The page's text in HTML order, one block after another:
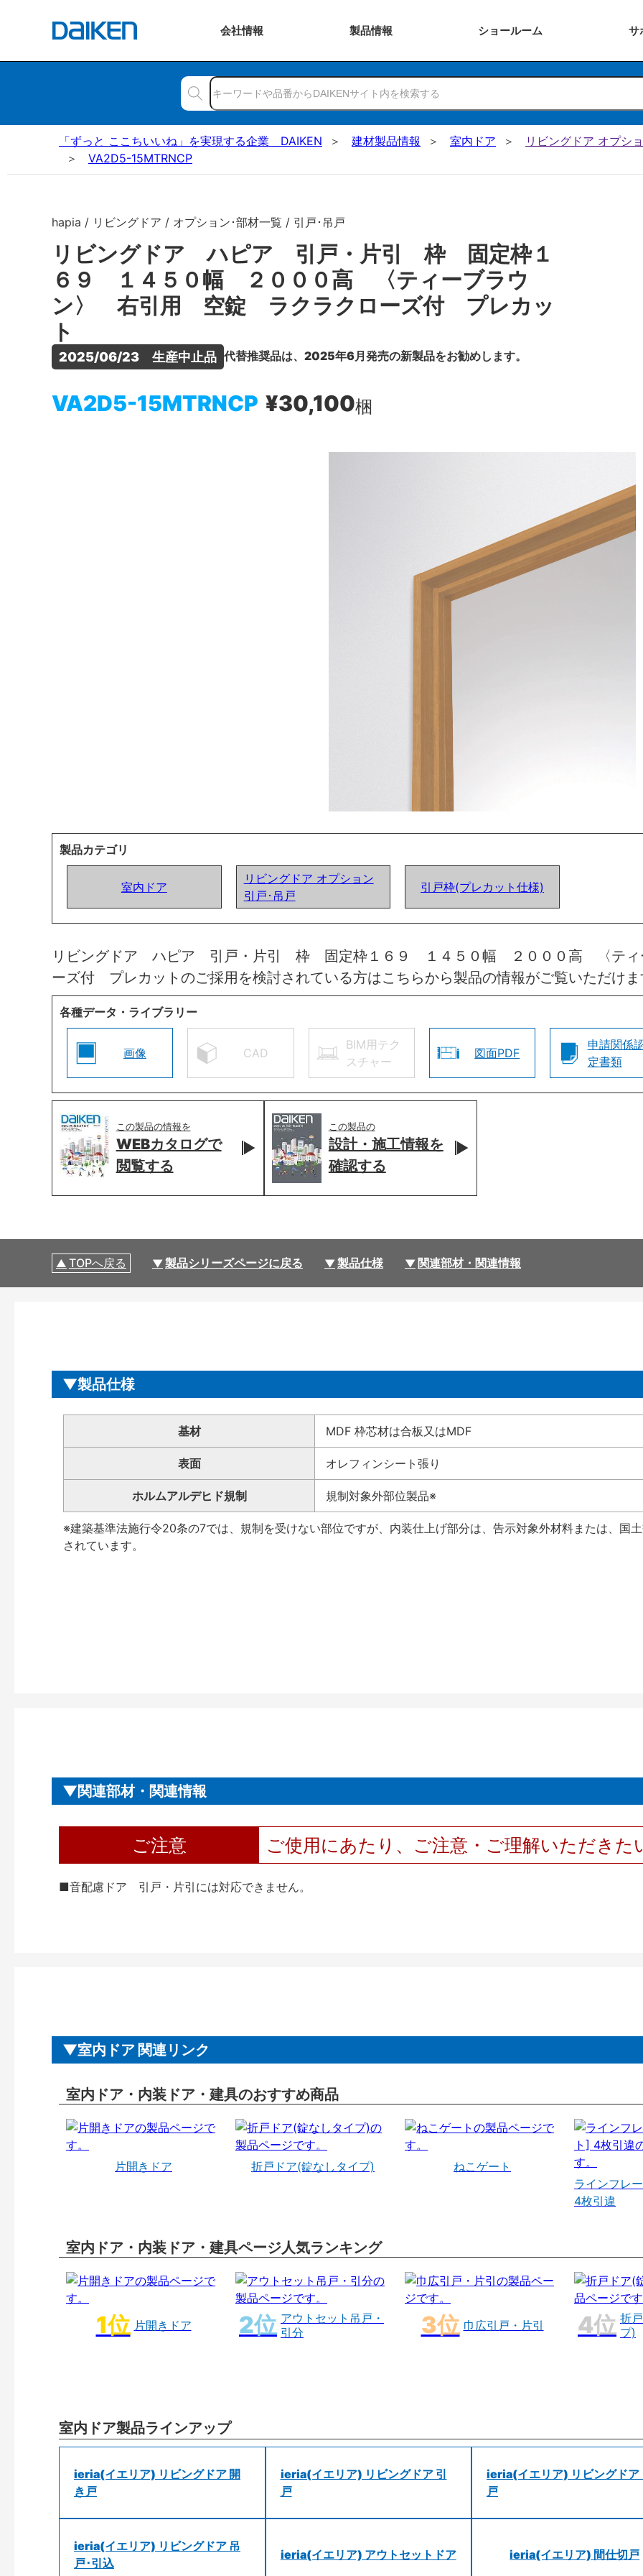
会社情報 製品情報 ショールーム サ
「ずっと ここちいいね」を実現する企業 DAIKEN 建材製品情報 室内ドア
リビングドア オプシ
VA2D5-15MTRNCP
hapia / リビングドア / オプション･部材一覧 / 引戸･吊戸
リビングドア ハピア 引戸・片引 枠 固定枠１
６９ １４５０幅 ２０００高 〈ティーブラウ
ン〉 右引用 空錠 ラクラクローズ付 プレカッ
ト
2025/06/23　生産中止品 代替推奨品は、2025年6月発売の新製品をお勧めします。
VA2D5-15MTRNCP ¥30,100梱
製品カテゴリ
室内ドア
リビングドア オプション
引戸･吊戸
引戸枠(プレカット仕様)
リビングドア ハピア 引戸・片引 枠 固定枠１６９ １４５０幅 ２０００高 〈テ
ーズ付 プレカットのご採用を検討されている方はこちらから製品の情報がご覧いただけま
各種データ・ライブラリー
画像 CAD
BIM用テク
スチャー
図面PDF
申請関係
定書類
この製品の情報を
WEBカタログで
閲覧する
この製品の
設計・施工情報を
確認する
TOPへ戻る 製品シリーズページに戻る 製品仕様 関連部材・関連情報
製品仕様
基材 MDF 枠芯材は合板又はMDF
表面 オレフィンシート張り
ホルムアルデヒド規制 規制対象外部位製品※
※建築基準法施行令20条の7では、規制を受けない部位ですが、内装仕上げ部分は、告示対象外材料または
されています。
関連部材・関連情報
ご注意 ご使用にあたり、ご注意・ご理解いただきた
■音配慮ドア 引戸・片引には対応できません。
室内ドア 関連リンク
室内ドア・内装ドア・建具のおすすめ商品
片開きドア 折戸ドア(錠なしタイプ)
ねこゲート
ラインフレ
4枚引違
室内ドア・内装ドア・建具ページ人気ランキング
片開きドア
アウトセット吊戸・
引分
巾広引戸・片引
折
プ)
室内ドア製品ラインアップ
ieria(イエリア) リビングドア 開
き戸
ieria(イエリア) リビングドア 引
戸
ieria(イエリア) リビングドア
戸
ieria(イエリア) リビングドア 吊
戸･引込
ieria(イエリア) アウトセットドア ieria(イエリア) 間仕切戸